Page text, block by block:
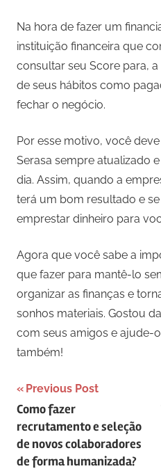
Na hora de fazer um
instituição financeira que
consultar seu Score para,
de seus hábitos como
fechar o negócio.
Por esse motivo, você
Serasa sempre atualizado
dia. Assim, quando a
terá um bom resultado e
emprestar dinheiro para
Agora que você sabe a
que fazer para mantê-lo
organizar as finanças e
sonhos materiais. Gostou
com seus amigos e ajude-
também!
Navegação
de
Post
Previous Post
Como fazer
recrutamento e seleção
de novos colaboradores
de forma humanizada?